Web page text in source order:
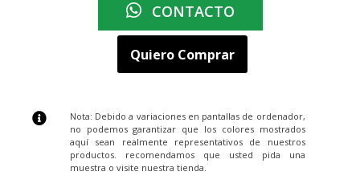
CONTACTO
Quiero Comprar
Nota: Debido a variaciones en pantallas de ordenador,
no podemos garantizar que los colores mostrados
aquí sean realmente representativos de nuestros
productos. recomendamos que usted pida una
muestra o visite nuestra tienda.